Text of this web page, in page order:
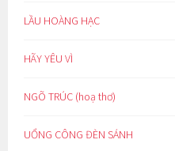
LẦU HOÀNG HẠC
HÃY YÊU VÌ
NGÕ TRÚC (hoạ thơ)
UỔNG CÔNG ĐÈN SÁNH